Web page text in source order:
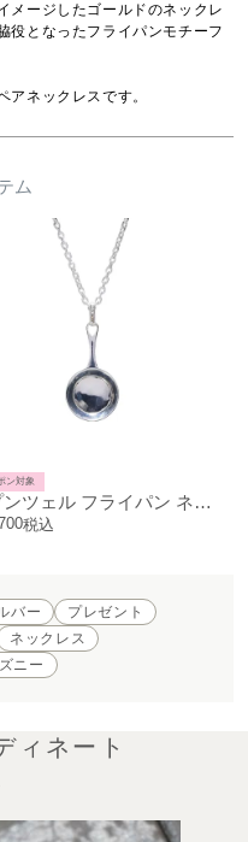
メージしたゴールドのネックレ
役となったフライパンモチーフ
アネックレスです。
ム
ラプンツェル フライパン ネックレス シルバー
ン対象
税込
バー
プレゼント
ネックレス
ニー
ィネート